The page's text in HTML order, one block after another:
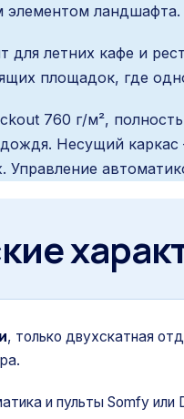
элементом ландшафта.
для летних кафе и
площадок, где
760 г/м²,
Несущий
, только двухскатная
и пульты Somfy или